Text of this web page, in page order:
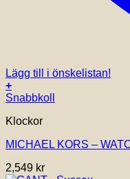
Lägg till i önskelistan!
+
Snabbkoll
Klockor
MICHAEL KORS –
2,549 kr